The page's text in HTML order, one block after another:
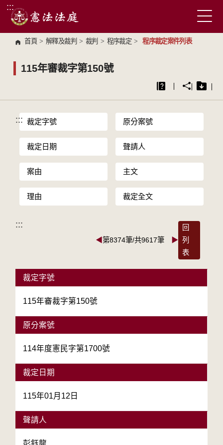
跳到主要內容區塊
:::
首頁 > 解釋及裁判 > 裁判 > 程序裁定 > 程序裁定案件列表
115年審裁字第150號
::: 裁定字號 原分案號
裁定日期 聲請人
案由 主文
理由 裁定全文
:::
◀第8374筆/共9617筆 ▶
回
列
表
裁定字號
115年審裁字第150號
原分案號
114年度憲民字第1700號
裁定日期
115年01月12日
聲請人
彭鈺龍